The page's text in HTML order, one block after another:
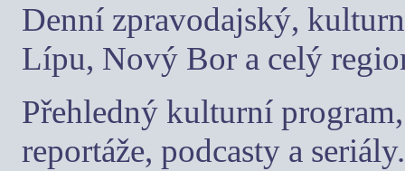
Denní zpravodajský,
Lípu, Nový Bor a celý
Přehledný kulturní
reportáže, podcasty a seriály.